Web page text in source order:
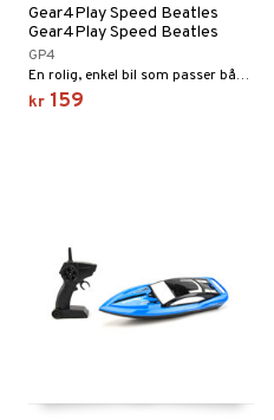
Gear4Play Speed Beatles
Gear4Play Speed Beatles
GP4
En rolig, enkel bil som passer både inne og ute!
kr 159